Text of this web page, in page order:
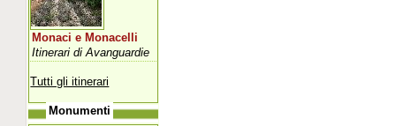
Monaci e Monacelli
Itinerari di Avanguardie
Tutti gli itinerari
Monumenti